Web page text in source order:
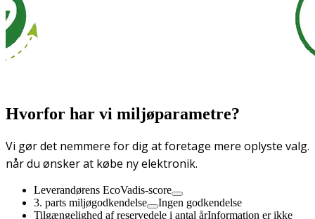
Hvorfor har vi miljøparametre?
Vi gør det nemmere for dig at foretage mere oplyste valg.
når du ønsker at købe ny elektronik.
Leverandørens EcoVadis-score
3. parts miljøgodkendelse
Ingen godkendelse
Tilgængelighed af reservedele i antal årInformation er ikke